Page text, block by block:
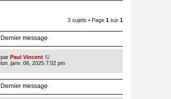
3 sujets • Page 1 sur 1
Dernier message
par Paul Vincent
lun. janv. 06, 2025 7:02 pm
Dernier message